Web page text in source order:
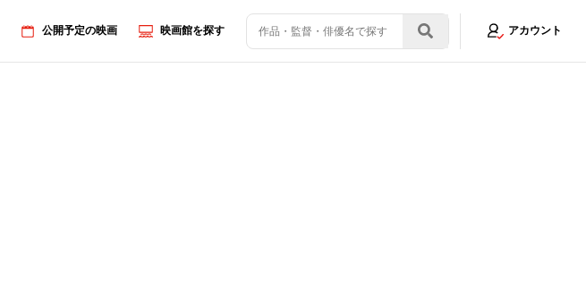
公開予定の映画 映画館を探す アカウント